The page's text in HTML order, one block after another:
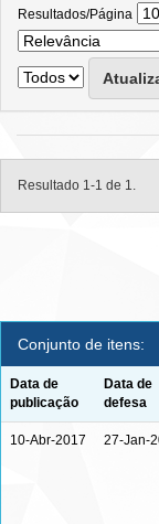
Resultados/Página
Resultado 1-1 de 1.
Conjunto de itens:
Data de
publicação
Data de
defesa
10-Abr-2017 27-Jan-